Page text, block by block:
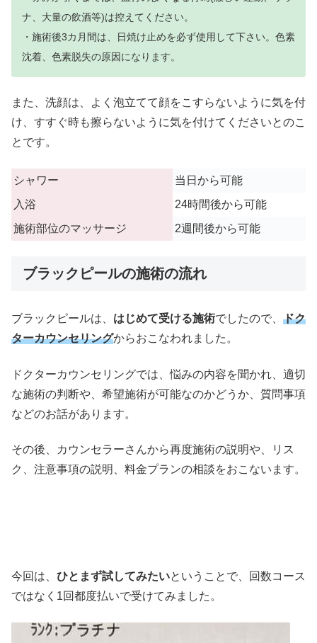
ナ、大量の飲酒等)は控えてください。
・施術後3カ月間は、日焼け止めを必ず使用して下さい。色素
沈着、色素脱失の原因になります。
また、洗顔は、よく泡立てて顔をこすらないように気を付
け、すすぐ時も擦らないように気を付けてくださいとのこ
とです。
シャワー
当日から可能
入浴
24時間後から可能
施術部位のマッサージ
2週間後から可能
ブラックピールの施術の流れ
ブラックピールは、 はじめて受ける施術でしたので、 ドク
ターカウンセリングからおこなわれました。
ドクターカウンセリングでは、悩みの内容を聞かれ、適切
な施術の判断や、希望施術が可能なのかどうか、質問事項
などのお話があります。
その後、カウンセラーさんから再度施術の説明や、リス
ク、注意事項の説明、料金プランの相談をおこないます。
今回は、 ひとまず試してみたいということで、回数コース
ではなく1回都度払いで受けてみました。